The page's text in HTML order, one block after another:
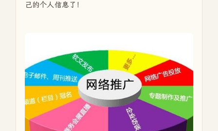
己的个人信息了！